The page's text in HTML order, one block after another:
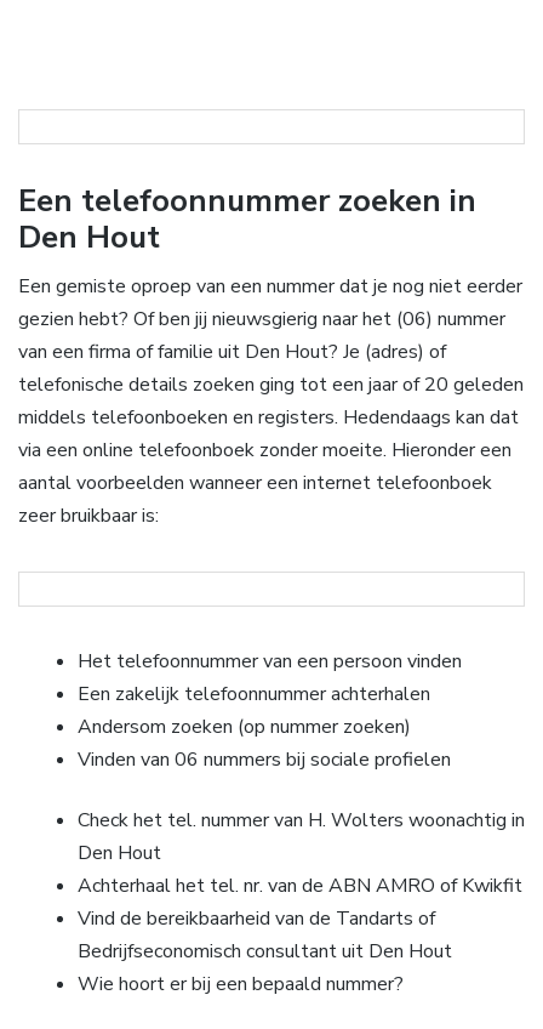
Een telefoonnummer zoeken in
Den Hout
Een gemiste oproep van een nummer dat je nog niet eerder
gezien hebt? Of ben jij nieuwsgierig naar het (06) nummer
van een firma of familie uit Den Hout? Je (adres) of
telefonische details zoeken ging tot een jaar of 20 geleden
middels telefoonboeken en registers. Hedendaags kan dat
via een online telefoonboek zonder moeite. Hieronder een
aantal voorbeelden wanneer een internet telefoonboek
zeer bruikbaar is:
Het telefoonnummer van een persoon vinden
Een zakelijk telefoonnummer achterhalen
Andersom zoeken (op nummer zoeken)
Vinden van 06 nummers bij sociale profielen
Check het tel. nummer van H. Wolters woonachtig in
Den Hout
Achterhaal het tel. nr. van de ABN AMRO of Kwikfit
Vind de bereikbaarheid van de Tandarts of
Bedrijfseconomisch consultant uit Den Hout
Wie hoort er bij een bepaald nummer?